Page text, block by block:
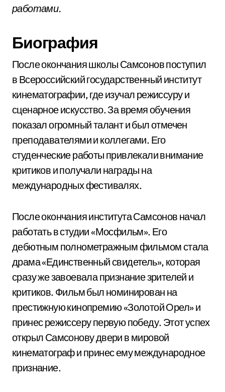
работами.
Биография
После окончания школы Самсонов поступил
в Всероссийский государственный институт
кинематографии, где изучал режиссуру и
сценарное искусство. За время обучения
показал огромный талант и был отмечен
преподавателями и коллегами. Его
студенческие работы привлекали внимание
критиков и получали награды на
международных фестивалях.
После окончания института Самсонов начал
работать в студии «Мосфильм». Его
дебютным полнометражным фильмом стала
драма «Единственный свидетель», которая
сразу же завоевала признание зрителей и
критиков. Фильм был номинирован на
престижную кинопремию «Золотой Орел» и
принес режиссеру первую победу. Этот успех
открыл Самсонову двери в мировой
кинематограф и принес ему международное
признание.